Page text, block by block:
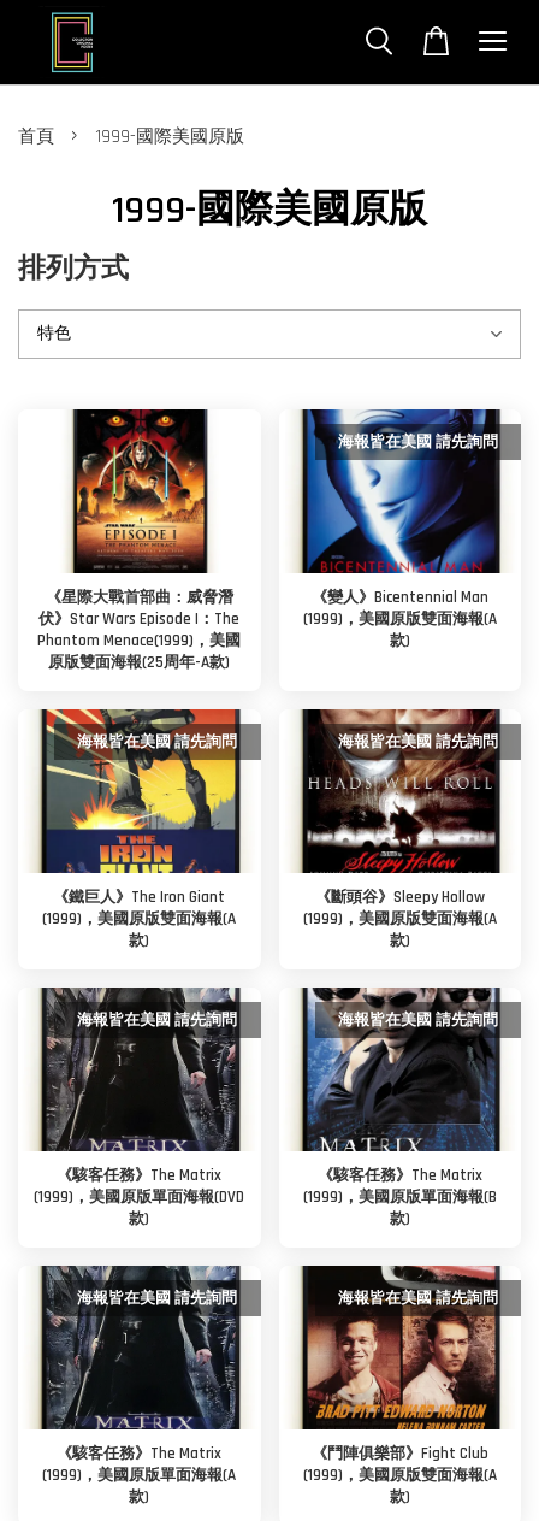
首頁 › 1999-國際美國原版
1999-國際美國原版
排列方式
《星際大戰首部曲：威脅潛
伏》Star Wars Episode I：The
Phantom Menace(1999)，美國
原版雙面海報(25周年-A款)
海報皆在美國 請先詢問
《變人》Bicentennial Man
(1999)，美國原版雙面海報(A
款)
海報皆在美國 請先詢問
《鐵巨人》The Iron Giant
(1999)，美國原版雙面海報(A
款)
海報皆在美國 請先詢問
《斷頭谷》Sleepy Hollow
(1999)，美國原版雙面海報(A
款)
海報皆在美國 請先詢問
《駭客任務》The Matrix
(1999)，美國原版單面海報(DVD
款)
海報皆在美國 請先詢問
《駭客任務》The Matrix
(1999)，美國原版單面海報(B
款)
海報皆在美國 請先詢問
《駭客任務》The Matrix
(1999)，美國原版單面海報(A
款)
海報皆在美國 請先詢問
《鬥陣俱樂部》Fight Club
(1999)，美國原版雙面海報(A
款)